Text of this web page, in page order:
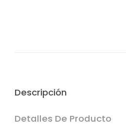
Descripción
Detalles De Producto